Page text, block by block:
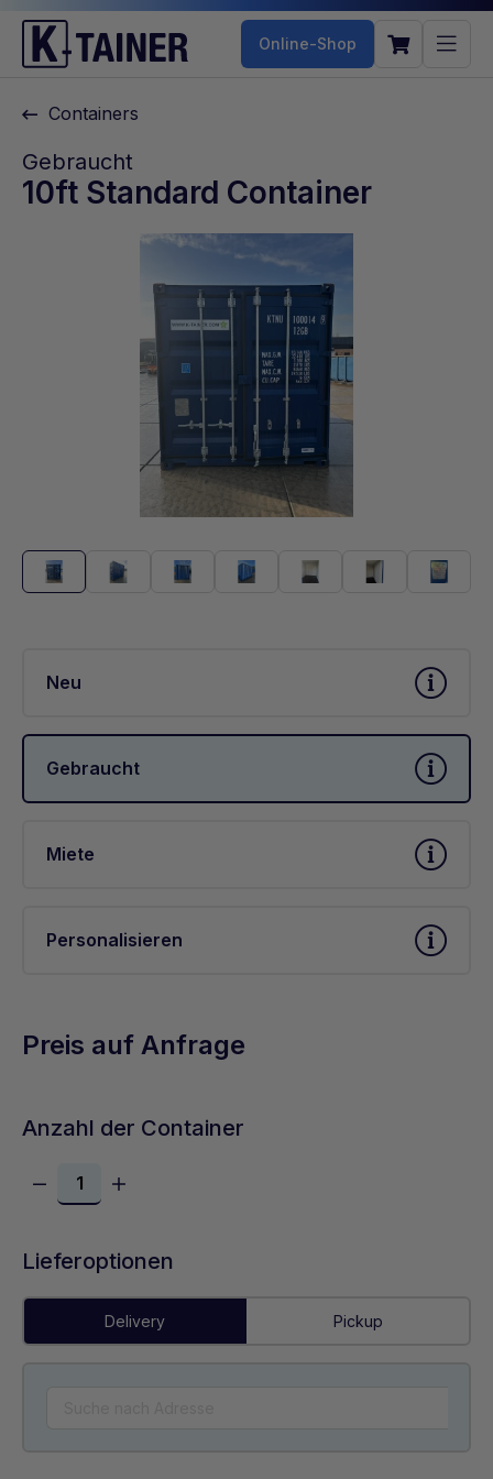
Online-Shop
Containers
Gebraucht
10ft Standard Container
Neu
Gebraucht
Miete
Personalisieren
Preis auf Anfrage
Anzahl der Container
Lieferoptionen
Delivery Pickup